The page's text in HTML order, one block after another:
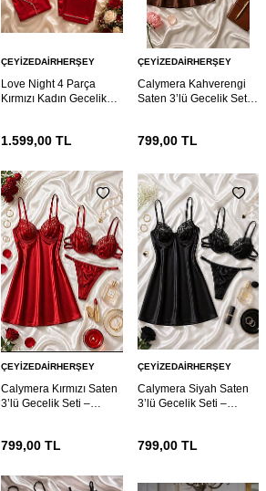
ÇEYIZEDAIRHERŞEY
Love Night 4 Parça
Kırmızı Kadın Gecelik
1.599,00 TL
ÇEYIZEDAIRHERŞEY
Calymera Kahverengi
Saten 3’lü Gecelik Seti –
799,00TL
ÇEYIZEDAIRHERŞEY
Calymera Kırmızı Saten
3’lü Gecelik Seti –
799,00 TL
ÇEYIZEDAIRHERŞEY
Calymera Siyah Saten
3’lü Gecelik Seti –
799,00TL